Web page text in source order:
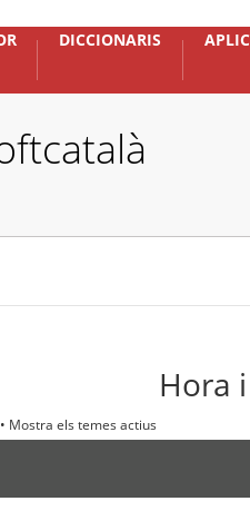
DICCIONARIS
Hora
• Mostra els temes actius